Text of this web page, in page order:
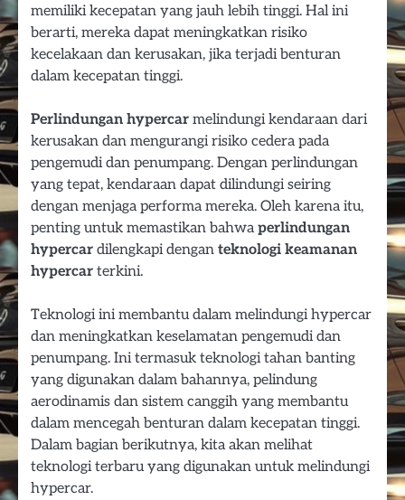
memiliki kecepatan yang jauh lebih tinggi. Hal ini
berarti, mereka dapat meningkatkan risiko
kecelakaan dan kerusakan, jika terjadi benturan
dalam kecepatan tinggi.
Perlindungan hypercar melindungi kendaraan dari
kerusakan dan mengurangi risiko cedera pada
pengemudi dan penumpang. Dengan perlindungan
yang tepat, kendaraan dapat dilindungi seiring
dengan menjaga performa mereka. Oleh karena itu,
penting untuk memastikan bahwaperlindungan
hypercar dilengkapi dengan teknologi keamanan
hypercar terkini.
Teknologi ini membantu dalam melindungi hypercar
dan meningkatkan keselamatan pengemudi dan
penumpang. Ini termasuk teknologi tahan banting
yang digunakan dalam bahannya, pelindung
aerodinamis dan sistem canggih yang membantu
dalam mencegah benturan dalam kecepatan tinggi.
Dalam bagian berikutnya, kita akan melihat
teknologi terbaru yang digunakan untuk melindungi
hypercar.